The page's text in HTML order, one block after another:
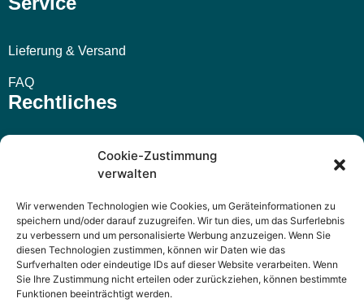
Cookie-Zustimmung
verwalten
Wir verwenden Technologien wie Cookies, um Geräteinformationen zu
speichern und/oder darauf zuzugreifen. Wir tun dies, um das Surferlebnis
zu verbessern und um personalisierte Werbung anzuzeigen. Wenn Sie
diesen Technologien zustimmen, können wir Daten wie das
Surfverhalten oder eindeutige IDs auf dieser Website verarbeiten. Wenn
Sie Ihre Zustimmung nicht erteilen oder zurückziehen, können bestimmte
Funktionen beeinträchtigt werden.
Lieferung & Versand
FAQ
Rechtliches
Widerrufsbelehrung
Datenschutzerklärung